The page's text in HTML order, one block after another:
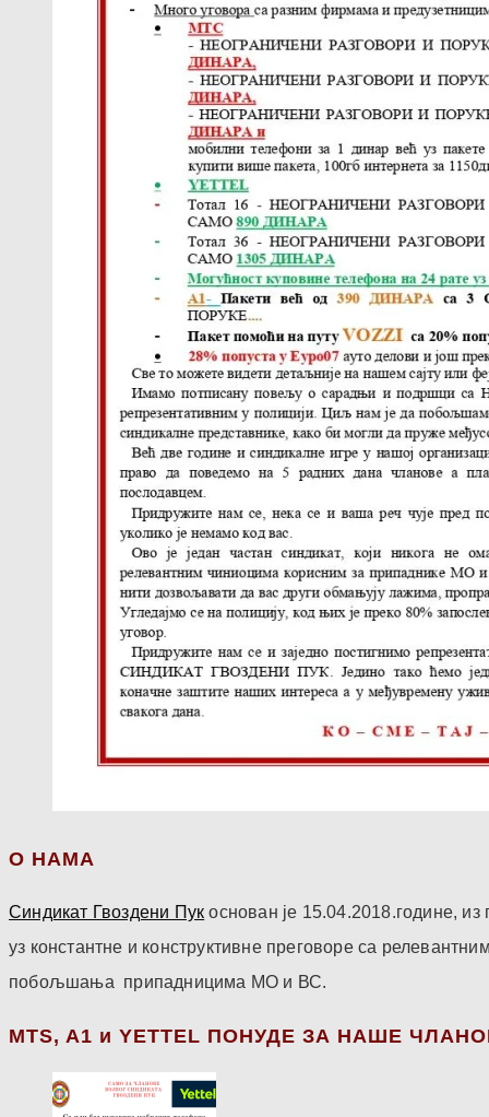
О НАМА
Синдикат Гвоздени Пук основан је 15.04.2018.године,
уз константне и конструктивне преговоре са
побољшања припадницима МО и ВС.
МТS, A1 и YETTEL ПОНУДЕ ЗА НАШЕ